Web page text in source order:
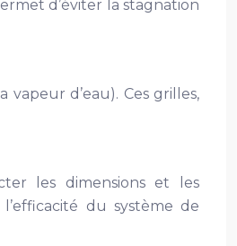
d’éviter la stagnation
d’eau). Ces grilles,
les dimensions et les
du système de